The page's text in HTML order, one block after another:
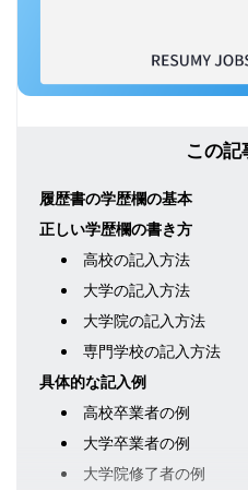
この記
履歴書の学歴欄の基本
正しい学歴欄の書き方
高校の記入方法
大学の記入方法
大学院の記入方法
専門学校の記入方法
具体的な記入例
高校卒業者の例
大学卒業者の例
大学院修了者の例